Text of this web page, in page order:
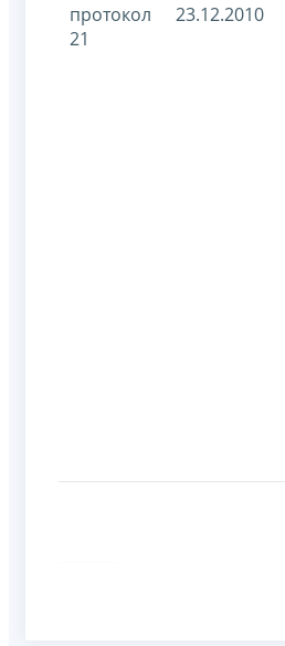
протокол
21
23.12.2010